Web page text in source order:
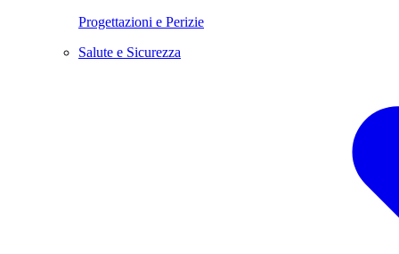
Progettazioni e Perizie
Salute e Sicurezza